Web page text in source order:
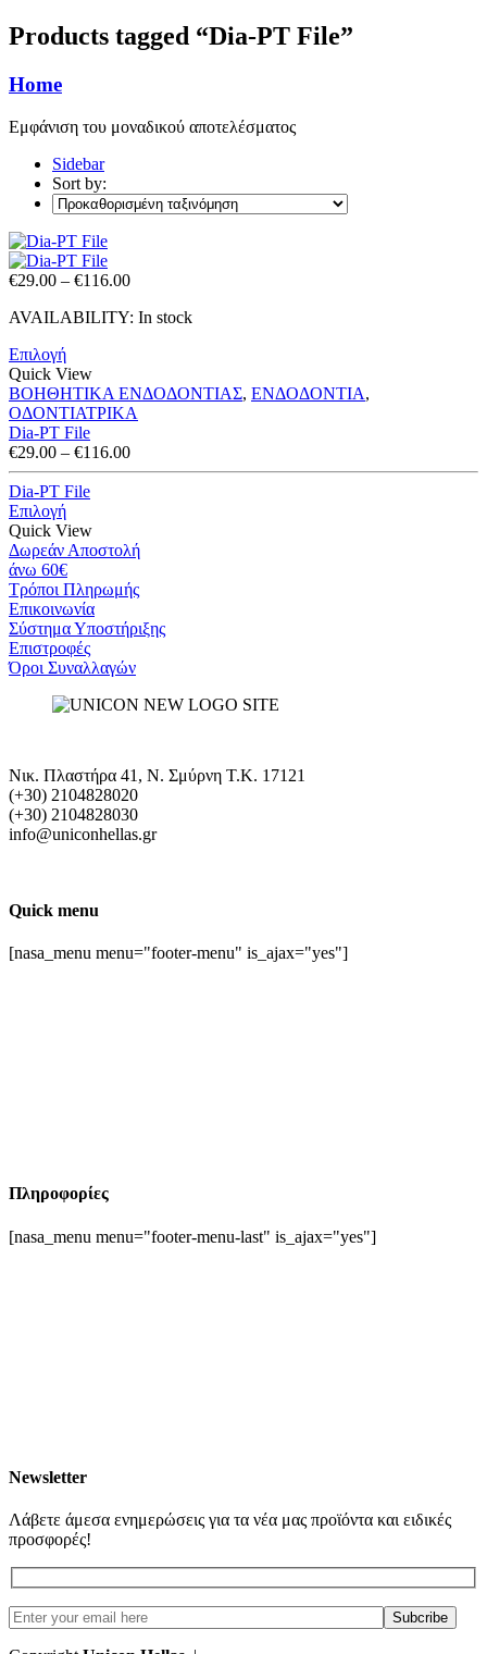
Products tagged “Dia-PT File”
Home
Εμφάνιση του μοναδικού αποτελέσματος
Sidebar
Sort by:
€29.00 – €116.00Price
€29.00
AVAILABILITY: In stock
Επιλογή
Quick View
ΒΟΗΘΗΤΙΚΑ ΕΝΔΟΔΟΝΤΙΑΣ, ΕΝΔΟΔΟΝΤΙΑ,
ΟΔΟΝΤΙΑΤΡΙΚΑ
Dia-PT File
€29.00 – €116.00Price
range:
Dia-PT File
Επιλογή
Quick View
Δωρεάν Αποστολή
άνω 60€
Τρόποι Πληρωμής
Eπικοινωνία
Σύστημα Υποστήριξης
Επιστροφές
Όροι Συναλλαγών
Νικ. Πλαστήρα 41, Ν. Σμύρνη T.K. 17121
(+30) 2104828020
(+30) 2104828030
info@uniconhellas.gr
Quick menu
[nasa_menu menu="footer-menu" is_ajax="yes"]
Πληροφορίες
[nasa_menu menu="footer-menu-last" is_ajax="yes"]
Newsletter
Λάβετε άμεσα ενημερώσεις για τα νέα μας προϊόντα και ειδικές
προσφορές!